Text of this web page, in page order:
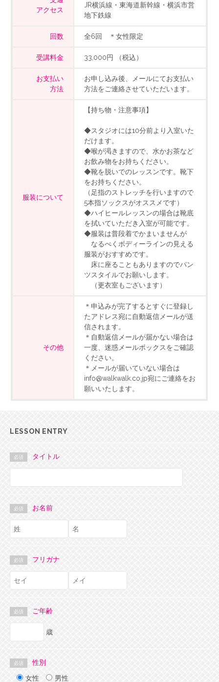
アクセス
JR横浜線・東海道新幹線・横浜市営
地下鉄線
回数 全6回 ＊女性限定
受講料金 33,000円 （税込）
お支払い
方法
お申し込み後、メールにてお支払い
方法をご連絡させていただいます。
服装について
【持ち物・注意事項】
◆スタジオには10分前より入室いた
だけます。
◆喉が渇きますので、水かお茶など
お飲み物をお持ちください。
◆靴を脱いでのレッスンです。靴下
をお持ちください。
（足指のストレッチを行いますので
5本指ソックスがオススメです）
◆ハイヒールレッスンの場合は靴底
を拭いていただき入室が可能です。
◆服装は普段着でかまいませんが
なるべくボディーラインの見える
服装がおすすめです。
床に座ることもありますのでパン
ツスタイルでお願いします。
（更衣室もございます）
その他
＊申込みが完了するとすぐに登録し
たアドレス宛に自動返信メールが送
信されます。
＊自動返信メールが届かない場合は
一度、迷惑メールボックスをご確認
ください。
＊メールが届いていない場合は
info@walkwalk.co.jp宛にご連絡をお
願いいたします。
LESSON ENTRY
必須 タイトル
必須 お名前
必須 フリガナ
必須 ご年齢
歳
必須
性別
女性
男性